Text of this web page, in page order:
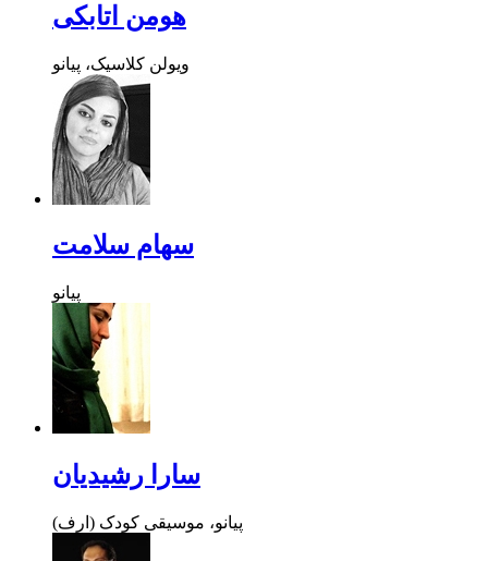
هومن اتابکی
ویولن کلاسیک، پیانو
سهام سلامت
پیانو
سارا رشیدیان
پیانو، موسیقی کودک (ارف)